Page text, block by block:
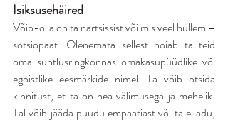
Isiksusehäired
Võib-olla on ta nartsissist või mis veel hullem –
sotsiopaat. Olenemata sellest hoiab ta teid
oma suhtlusringkonnas omakasupüüdlike või
egoistlike eesmärkide nimel. Ta võib otsida
kinnitust, et ta on hea välimusega ja mehelik.
Tal võib jääda puudu empaatiast või ta ei adu,